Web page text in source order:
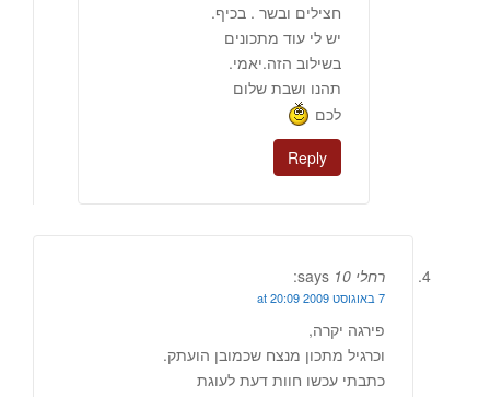
חצילים ובשר . בכיף.
יש לי עוד מתכונים
בשילוב הזה.יאמי.
תהנו ושבת שלום
לכם
Reply
רחלי 10 says:
7 באוגוסט 2009 at 20:09
פירגה יקרה,
וכרגיל מתכון מנצח שכמובן הועתק.
כתבתי עכשו חוות דעת לעוגת